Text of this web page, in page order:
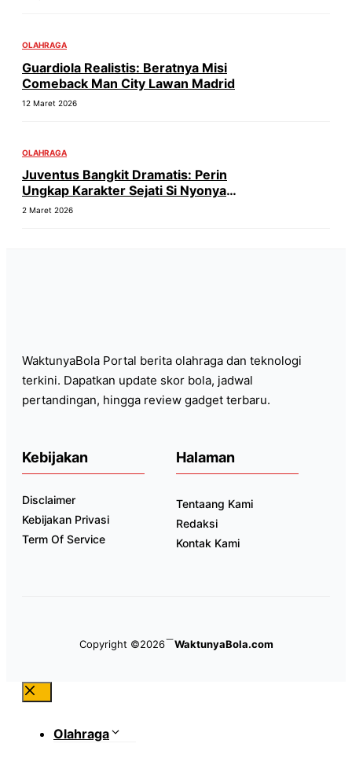
OLAHRAGA
Guardiola Realistis: Beratnya Misi
Comeback Man City Lawan Madrid
12 Maret 2026
OLAHRAGA
Juventus Bangkit Dramatis: Perin
Ungkap Karakter Sejati Si Nyonya
Tua!
2 Maret 2026
WaktunyaBola Portal berita olahraga dan teknologi
terkini. Dapatkan update skor bola, jadwal
pertandingan, hingga review gadget terbaru.
Kebijakan
Disclaimer
Kebijakan Privasi
Term Of Service
Halaman
Tentaang Kami
Redaksi
Kontak Kami
Copyright ©2026 WaktunyaBola.com
Close
Olahraga